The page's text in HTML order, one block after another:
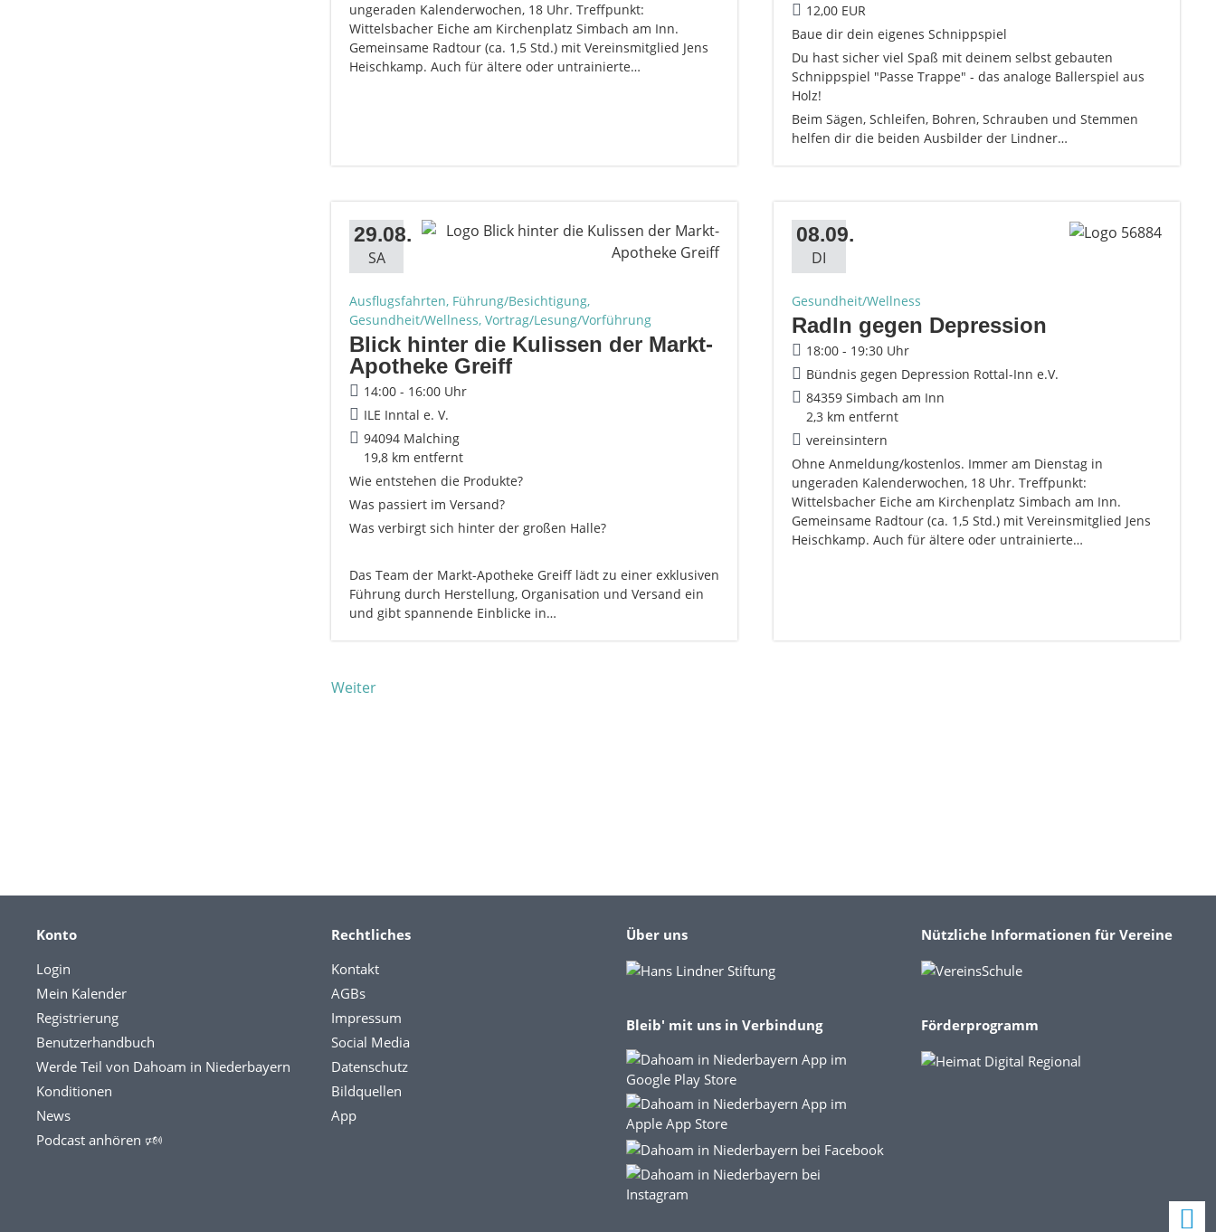
ungeraden Kalenderwochen, 18 Uhr. Treffpunkt:
Wittelsbacher Eiche am Kirchenplatz Simbach am Inn.
Gemeinsame Radtour (ca. 1,5 Std.) mit Vereinsmitglied Jens
Heischkamp. Auch für ältere oder untrainierte…
12,00 EUR
Baue dir dein eigenes Schnippspiel
Du hast sicher viel Spaß mit deinem selbst gebauten
Schnippspiel "Passe Trappe" - das analoge Ballerspiel aus
Holz!
Beim Sägen, Schleifen, Bohren, Schrauben und Stemmen
helfen dir die beiden Ausbilder der Lindner…
29.08.
SA
Ausflugsfahrten, Führung/Besichtigung,
Gesundheit/Wellness, Vortrag/Lesung/Vorführung
Blick hinter die Kulissen der Markt-
Apotheke Greiff
14:00 - 16:00 Uhr
ILE Inntal e. V.
94094 Malching
19,8 km entfernt
Wie entstehen die Produkte?
Was passiert im Versand?
Was verbirgt sich hinter der großen Halle?
Das Team der Markt-Apotheke Greiff lädt zu einer exklusiven
Führung durch Herstellung, Organisation und Versand ein
und gibt spannende Einblicke in…
08.09.
DI
Gesundheit/Wellness
Radln gegen Depression
18:00 - 19:30 Uhr
Bündnis gegen Depression Rottal-Inn e.V.
84359 Simbach am Inn
2,3 km entfernt
vereinsintern
Ohne Anmeldung/kostenlos. Immer am Dienstag in
ungeraden Kalenderwochen, 18 Uhr. Treffpunkt:
Wittelsbacher Eiche am Kirchenplatz Simbach am Inn.
Gemeinsame Radtour (ca. 1,5 Std.) mit Vereinsmitglied Jens
Heischkamp. Auch für ältere oder untrainierte…
Weiter
Konto
Login
Mein Kalender
Registrierung
Benutzerhandbuch
Werde Teil von Dahoam in Niederbayern
Konditionen
News
Podcast anhören 🕬
Rechtliches
Kontakt
AGBs
Impressum
Social Media
Datenschutz
Bildquellen
App
Über uns
Bleib' mit uns in Verbindung
Nützliche Informationen für Vereine
Förderprogramm